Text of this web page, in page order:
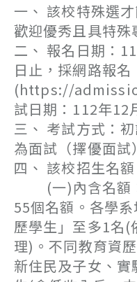
一、 該校特殊選
歡迎優秀且具特殊
二、 報名日期：
日止，採網路報名
(https://
試日期：112年12
三、 考試方式：
為面試（擇優面試
四、 該校招生名額
(一)內含名額
55個名額。各學
歷學生」至多1名(
理)。不同教育資
新住民及子女、